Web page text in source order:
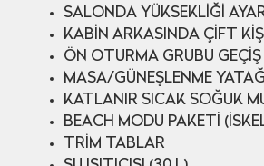
SALONDA YÜKSEKLİĞİ
KABİN ARKASINDA ÇİFT
ÖN OTURMA GRUBU GEÇİŞ
MASA/GÜNEŞLENME
KATLANIR SICAK SOĞUK
BEACH MODU PAKETİ
TRİM TABLAR